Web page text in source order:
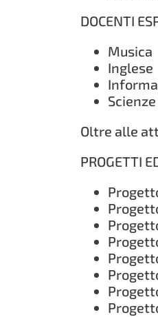
DOCENTI
Musica
Inglese
Oltre alle
PROGETTI